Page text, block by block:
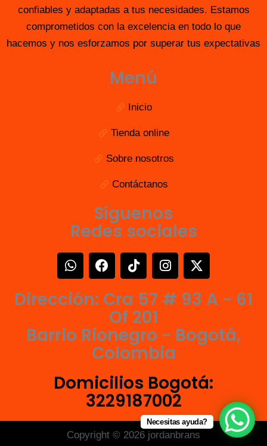
confiables y adaptadas a tus necesidades. Estamos
comprometidos con la excelencia en todo lo que
hacemos y nos esforzamos por superar tus expectativas
Menú
Inicio
Tienda online
Sobre nosotros
Contáctanos
Síguenos
Redes sociales
W
h
t
p
F
a
e
o
k
T
i
o
k
I
n
t
r
a
m
X
-
w
t
e
Dirección: Cra 57 # 93 A - 61
Of 201
Barrio Rionegro - Bogotá,
Colombia
Domicilios Bogotá:
3229187002
Copyright © 2026 jordanbrans
Necesitas ayuda?